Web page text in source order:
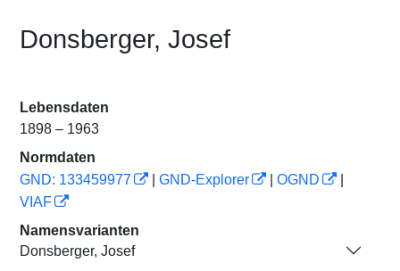
Donsberger, Josef
Lebensdaten
1898 – 1963
Normdaten
GND: 133459977
GND-Explorer OGND
VIAF
Namensvarianten
Donsberger, Josef